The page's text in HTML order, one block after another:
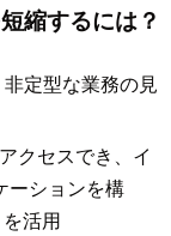
縮するには？
定型な業務の見
クセスでき、イ
ーションを構
活用